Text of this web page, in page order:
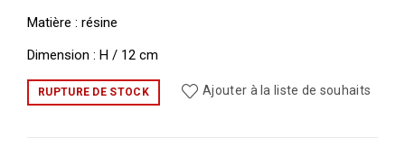
Matière : résine
Dimension : H / 12 cm
RUPTURE DE STOCK Ajouter à la liste de souhaits